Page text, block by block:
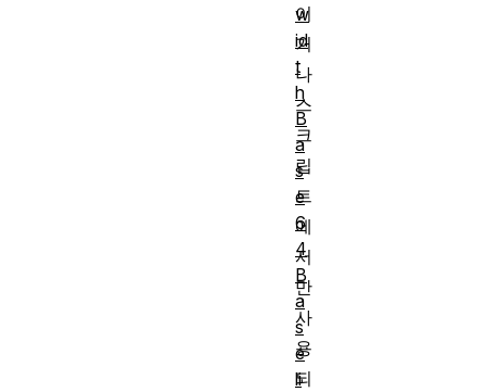
이
거
나
스
크
립
트
에
서
만
사
용
되
w
id
t
h
B
a
s
e
6
4
B
a
s
e
li